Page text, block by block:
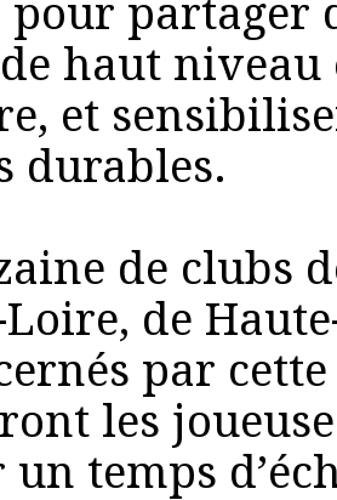
partager
haut niveau
et
durables.
de clubs
de
par
les
un temps